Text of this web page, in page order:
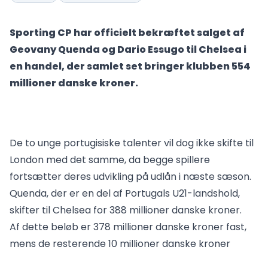
Sporting CP har officielt bekræftet salget af
Geovany Quenda og Dario Essugo til Chelsea i
en handel, der samlet set bringer klubben 554
millioner danske kroner.
De to unge portugisiske talenter vil dog ikke skifte til
London med det samme, da begge spillere
fortsætter deres udvikling på udlån i næste sæson.
Quenda, der er en del af Portugals U21-landshold,
skifter til Chelsea for 388 millioner danske kroner.
Af dette beløb er 378 millioner danske kroner fast,
mens de resterende 10 millioner danske kroner